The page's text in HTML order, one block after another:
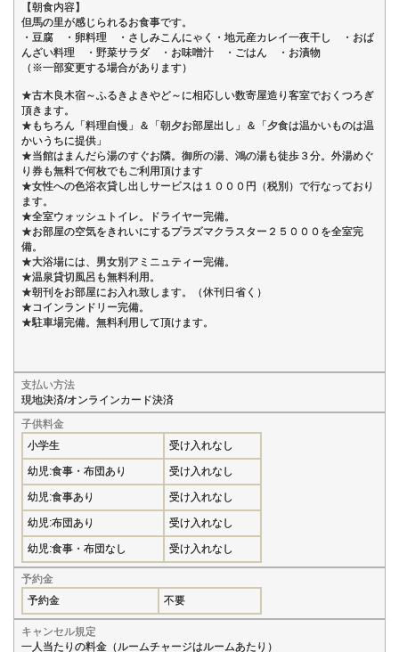
【朝食内容】
但馬の里が感じられるお食事です。
・豆腐 ・卵料理 ・さしみこんにゃく・地元産カレイ一夜干し ・おば
んざい料理 ・野菜サラダ ・お味噌汁 ・ごはん ・お漬物
（※一部変更する場合があります）
★古木良木宿～ふるきよきやど～に相応しい数寄屋造り客室でおくつろぎ
頂きます。
★もちろん「料理自慢」＆「朝夕お部屋出し」＆「夕食は温かいものは温
かいうちに提供」
★当館はまんだら湯のすぐお隣。御所の湯、鴻の湯も徒歩３分。外湯めぐ
り券も無料で何枚でもご利用頂けます
★女性への色浴衣貸し出しサービスは１０００円（税別）で行なっており
ます。
★全室ウォッシュトイレ。ドライヤー完備。
★お部屋の空気をきれいにするプラズマクラスター２５０００を全室完
備。
★大浴場には、男女別アミニュティー完備。
★温泉貸切風呂も無料利用。
★朝刊をお部屋にお入れ致します。（休刊日省く）
★コインランドリー完備。
★駐車場完備。無料利用して頂けます。
支払い方法
現地決済/オンラインカード決済
子供料金
小学生
受け入れなし
幼児:食事・布団あり 受け入れなし
幼児:食事あり 受け入れなし
幼児:布団あり 受け入れなし
幼児:食事・布団なし 受け入れなし
予約金
予約金
不要
キャンセル規定
一人当たりの料金（ルームチャージはルームあたり）